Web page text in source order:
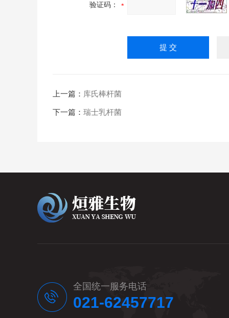
验证码：
上一篇： 库氏棒杆菌
下一篇： 瑞士乳杆菌
全国统一服务电话
021-62457717